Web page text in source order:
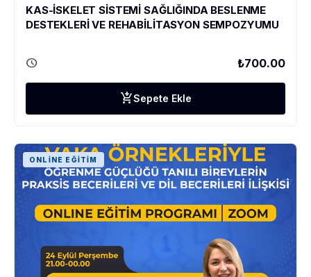
KAS-İSKELET SİSTEMİ SAĞLIĞINDA BESLENME
DESTEKLERİ VE REHABİLİTASYON SEMPOZYUMU
schedule ₺700.00
add_shopping_cartSepete Ekle
ONLINE EĞITIM